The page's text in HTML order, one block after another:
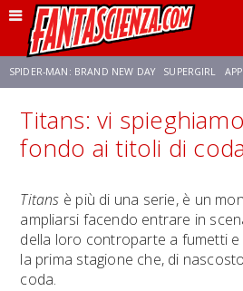
SPIDER-MAN: BRAND NEW DAY SUPERGIRL
FRANCO RICCIARDIELLO ZENDAYA STAR TREK
Titans: vi
fondo ai titoli di coda
Titans è più di una serie, è un
ampliarsi facendo entrare in
della loro controparte a fumetti
la prima stagione che, di
coda.